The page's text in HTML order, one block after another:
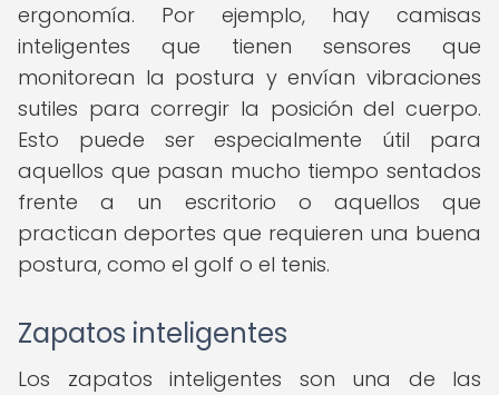
ergonomía. Por ejemplo, hay camisas
inteligentes que tienen sensores que
monitorean la postura y envían vibraciones
sutiles para corregir la posición del cuerpo.
Esto puede ser especialmente útil para
aquellos que pasan mucho tiempo sentados
frente a un escritorio o aquellos que
practican deportes que requieren una buena
postura, como el golf o el tenis.
Zapatos inteligentes
Los zapatos inteligentes son una de las